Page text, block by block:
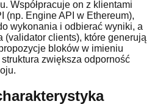
Współpracuje on z klientami
(np. Engine API w Ethereum),
wykonania i odbierać wyniki, a
(validator clients), które generują
bloków w imieniu
zwiększa odporność